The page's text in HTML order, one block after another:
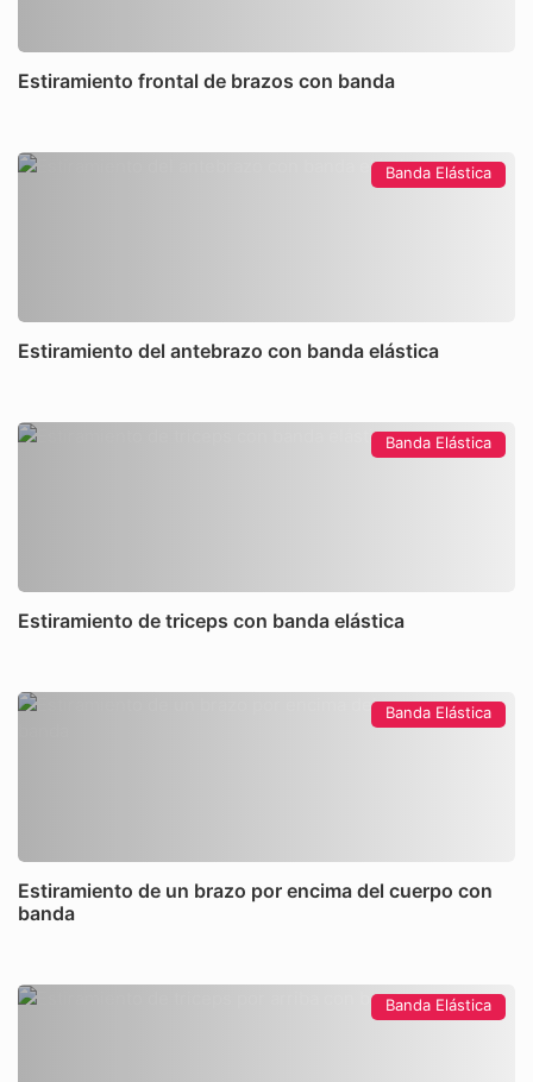
Estiramiento frontal de brazos con banda
Banda Elástica
Estiramiento del antebrazo con banda elástica
Banda Elástica
Estiramiento de triceps con banda elástica
Banda Elástica
Estiramiento de un brazo por encima del cuerpo con
banda
Banda Elástica